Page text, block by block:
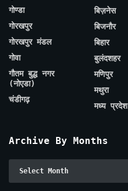
गोण्डा
गोरखपुर
गोरखपुर मंडल
गोवा
गौतम बुद्ध नगर
(नोएडा)
चंडीगढ़
बिज़नेस
बिजनौर
बिहार
बुलंदशहर
मणिपुर
मथुरा
मध्य प्रदेश
Archive By Months